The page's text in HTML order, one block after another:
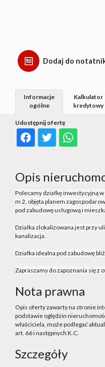
Dodaj do
Udostępnij ofertę
Informacje
ogólne
Kalkulator
kredytowy
Opis
Polecamy działkę inwestycyjną
m 2, objęta planem
pod zabudowę usługową i
Działka zlokalizowana jest przy
kanalizacja.
Działka idealna pod zabudowę
Zapraszamy do zapoznania się z
Nota prawna
Opis oferty zawarty na stronie
podstawie oględzin
właściciela, może podlegać
art. 66 i następnych K.C.
Szczegóły